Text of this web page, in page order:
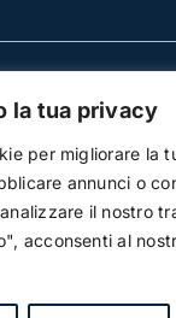
la tua privacy
per migliorare la
annunci o
il nostro
acconsenti al
-2025 | Studio